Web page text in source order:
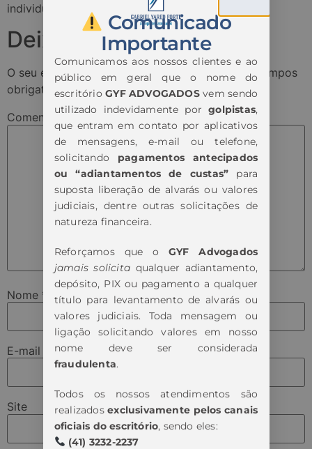
individual de seus empregados”.
Deixe um comentário
O seu endereço de e-mail não será publicado. Campos
obrigatórios são marcados com*
Comentário*
Nome *
E-mail
Site
Comunicado
Importante
Comunicamos aos nossos clientes e ao
público em geral que o nome do
escritório GYF ADVOGADOSvem sendo
utilizado indevidamente por golpistas,
que entram em contato por aplicativos
de mensagens, e-mail ou telefone,
solicitando pagamentos antecipados
ou “adiantamentos de custas” para
suposta liberação de alvarás ou valores
judiciais, dentre outras solicitações de
natureza financeira.
Reforçamos que o GYF Advogados
jamais solicita qualquer adiantamento,
depósito, PIX ou pagamento a qualquer
título para levantamento de alvarás ou
valores judiciais. Toda mensagem ou
ligação solicitando valores em nosso
nome deve ser considerada
fraudulenta.
Todos os nossos atendimentos são
realizadosexclusivamente pelos canais
oficiais do escritório, sendo eles:
(41) 3232-2237